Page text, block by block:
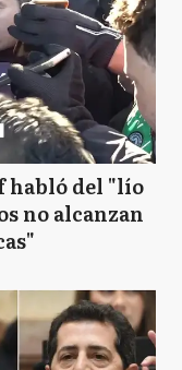
habló del "lío
no alcanzan